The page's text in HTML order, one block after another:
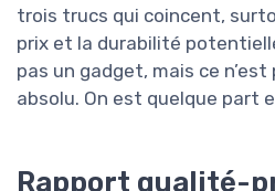
trois trucs qui coincent,
prix et la durabilité
pas un gadget, mais ce
absolu. On est quelque part
Rapport qualité-